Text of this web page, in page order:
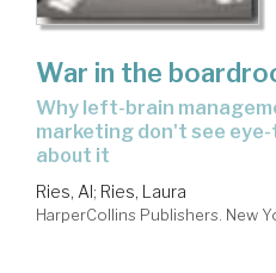
War in the
why left-brain management and right-brain
marketing don't see
about it
Ries, Al; Ries, Laura
HarperCollins Publishers. New